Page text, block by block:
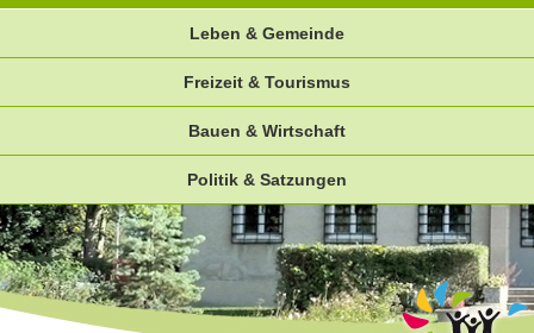
Leben & Gemeinde
Freizeit & Tourismus
Bauen & Wirtschaft
Politik & Satzungen